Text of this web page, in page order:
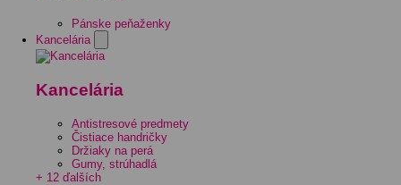
Pánske peňaženky
Kancelária
Kancelária
Antistresové predmety
Čistiace handričky
Držiaky na perá
Gumy, strúhadlá
+ 12 ďalších